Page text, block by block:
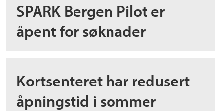
SPARK Bergen Pilot er
åpent for søknader
Kortsenteret har redusert
åpningstid i sommer